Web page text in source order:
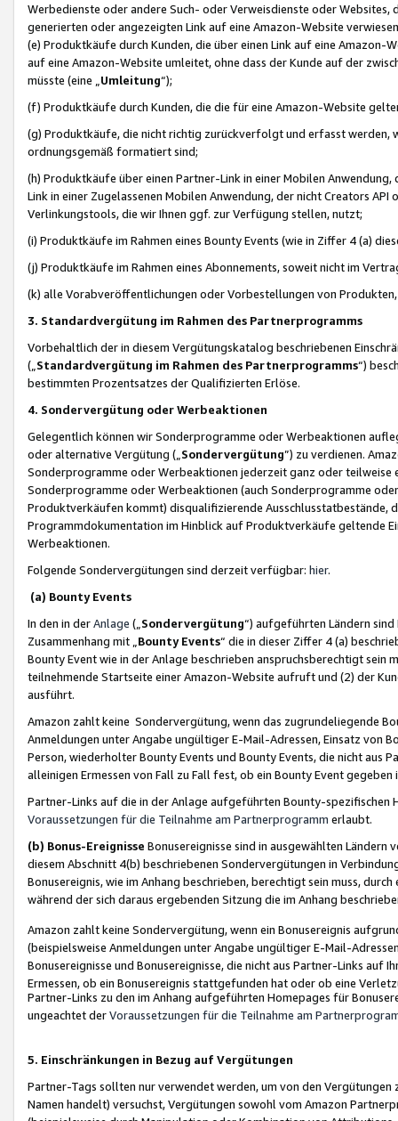
Werbedienste oder andere Such- oder Verweisdienste oder Websites,
generierten oder angezeigten Link auf eine Amazon-Website
(e) Produktkäufe durch Kunden, die über einen Link auf eine
auf eine Amazon-Website umleitet, ohne dass der Kunde auf der
müsste (eine „ Umleitung“);
(f) Produktkäufe durch Kunden, die die für eine Amazon-Website
(g) Produktkäufe, die nicht richtig zurückverfolgt und erfasst werden,
ordnungsgemäß formatiert sind;
(h) Produktkäufe über einen Partner-Link in einer Mobilen
Link in einer Zugelassenen Mobilen Anwendung, der nicht Creators
Verlinkungstools, die wir Ihnen ggf. zur Verfügung stellen, nutzt;
(i) Produktkäufe im Rahmen eines Bounty Events (wie in Ziffer 4 (a)
(j) Produktkäufe im Rahmen eines Abonnements, soweit nicht im
(k) alle Vorabveröffentlichungen oder Vorbestellungen von
3. Standardvergütung im Rahmen des Partnerprogramms
Vorbehaltlich der in diesem Vergütungskatalog beschriebenen
(„ Standardvergütung im Rahmen des Partnerprogramms“)
bestimmten Prozentsatzes der Qualifizierten Erlöse.
4. Sondervergütung oder Werbeaktionen
Gelegentlich können wir Sonderprogramme oder Werbeaktionen
oder alternative Vergütung („ Sondervergütung”) zu verdienen.
Sonderprogramme oder Werbeaktionen jederzeit ganz oder
Sonderprogramme oder Werbeaktionen (auch Sonderprogramme
Produktverkäufen kommt) disqualifizierende Ausschlusstatbestände,
Programmdokumentation im Hinblick auf Produktverkäufe geltende
Werbeaktionen.
Folgende Sondervergütungen sind derzeit verfügbar: hier.
(a) Bounty Events
In den in derAnlage („ Sondervergütung“) aufgeführten Ländern
Zusammenhang mit „ Bounty Events“ die in dieser Ziffer 4 (a)
Bounty Event wie in der Anlage beschrieben anspruchsberechtigt sein
teilnehmende Startseite einer Amazon-Website aufruft und (2) der
ausführt.
Amazon zahlt keine Sondervergütung, wenn das zugrundeliegende
Anmeldungen unter Angabe ungültiger E-Mail-Adressen, Einsatz von
Person, wiederholter Bounty Events und Bounty Events, die nicht
alleinigen Ermessen von Fall zu Fall fest, ob ein Bounty Event
Partner-Links auf die in der Anlage aufgeführten Bounty-spezifischen
Voraussetzungen für die Teilnahme am Partnerprogramm erlaubt.
(b) Bonus-Ereignisse Bonusereignisse sind in ausgewählten Ländern
diesem Abschnitt 4(b) beschriebenen Sondervergütungen in
Bonusereignis, wie im Anhang beschrieben, berechtigt sein muss,
während der sich daraus ergebenden Sitzung die im Anhang
Amazon zahlt keine Sondervergütung, wenn ein Bonusereignis
(beispielsweise Anmeldungen unter Angabe ungültiger E-Mail-
Bonusereignisse und Bonusereignisse, die nicht aus Partner-Links auf
Ermessen, ob ein Bonusereignis stattgefunden hat oder ob eine
Partner-Links zu den im Anhang aufgeführten Homepages für
ungeachtet derVoraussetzungen für die Teilnahme am
5. Einschränkungen in Bezug auf Vergütungen
Partner-Tags sollten nur verwendet werden, um von den
Namen handelt) versuchst, Vergütungen sowohl vom Amazon